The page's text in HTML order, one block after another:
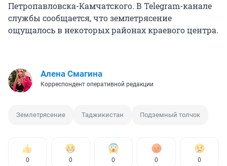
Петропавловска-Камчатского. В Telegram-канале
службы сообщается, что землетрясение
ощущалось в некоторых районах краевого центра.
Алена Смагина
Корреспондент оперативной редакции
Землетрясение Таджикистан Подземный толчок
0 0 0 0 0